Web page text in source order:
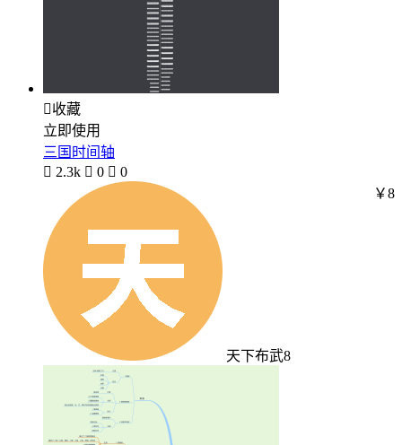
收藏
立即使用
三国时间轴
 2.3k  0  0
天下布武8
￥8